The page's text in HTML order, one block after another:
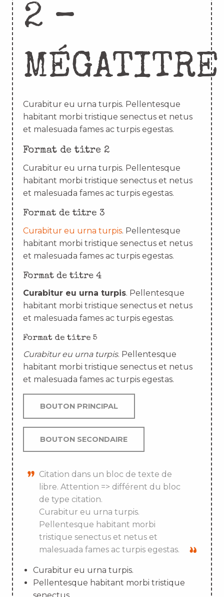
2 –
MÉGATITRE
Curabitur eu urna turpis. Pellentesque
habitant morbi tristique senectus et netus
et malesuada fames ac turpis egestas.
Format de titre 2
Curabitur eu urna turpis. Pellentesque
habitant morbi tristique senectus et netus
et malesuada fames ac turpis egestas.
Format de titre 3
Curabitur eu urna turpis. Pellentesque
habitant morbi tristique senectus et netus
et malesuada fames ac turpis egestas.
Format de titre 4
Curabitur eu urna turpis. Pellentesque
habitant morbi tristique senectus et netus
et malesuada fames ac turpis egestas.
Format de titre 5
Curabitur eu urna turpis. Pellentesque
habitant morbi tristique senectus et netus
et malesuada fames ac turpis egestas.
BOUTON PRINCIPAL
BOUTON SECONDAIRE
Citation dans un bloc de texte de
libre. Attention => différent du bloc
de type citation.
Curabitur eu urna turpis.
Pellentesque habitant morbi
tristique senectus et netus et
malesuada fames ac turpis egestas.
Curabitur eu urna turpis.
Pellentesque habitant morbi tristique